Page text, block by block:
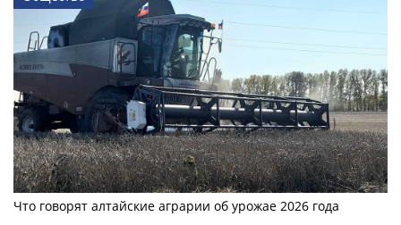
Что говорят алтайские аграрии об урожае 2026 года